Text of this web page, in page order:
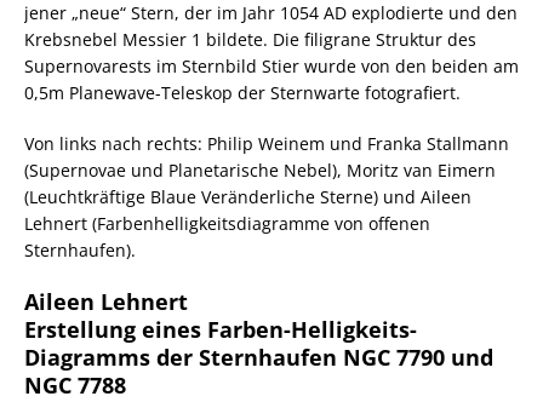
jener „neue“ Stern, der im Jahr 1054 AD explodierte und den
Krebsnebel Messier 1 bildete. Die filigrane Struktur des
Supernovarests im Sternbild Stier wurde von den beiden am
0,5m Planewave-Teleskop der Sternwarte fotografiert.
Von links nach rechts: Philip Weinem und Franka Stallmann
(Supernovae und Planetarische Nebel), Moritz van Eimern
(Leuchtkräftige Blaue Veränderliche Sterne) und Aileen
Lehnert (Farbenhelligkeitsdiagramme von offenen
Sternhaufen).
Aileen Lehnert
Erstellung eines Farben-Helligkeits-
Diagramms der Sternhaufen NGC 7790 und
NGC 7788